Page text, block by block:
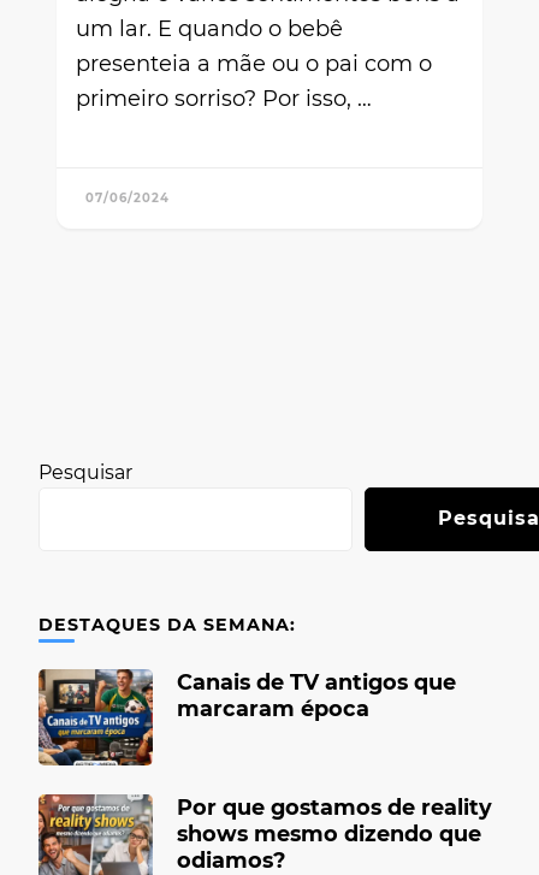
um lar. E quando o bebê
presenteia a mãe ou o pai com o
primeiro sorriso? Por isso, …
07/06/2024
Pesquisar
DESTAQUES DA SEMANA:
Canais de TV antigos que
marcaram época
Por que gostamos de reality
shows mesmo dizendo que
odiamos?